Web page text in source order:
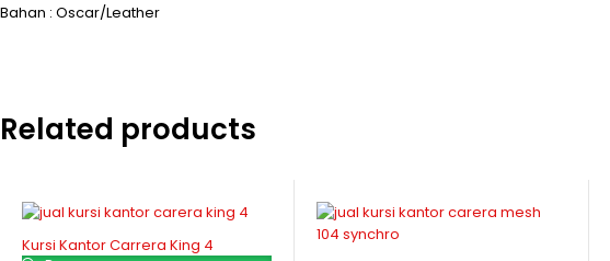
Bahan : Oscar/Leather
Related products
Kursi Kantor Carrera King 4